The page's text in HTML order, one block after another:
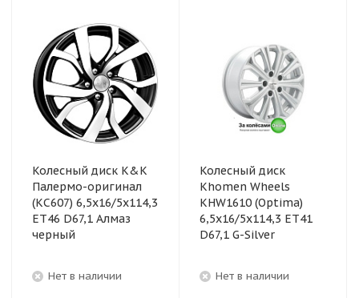
Колесный диск K&K
Палермо-оригинал
(КС607) 6,5x16/5x114,3
ET46 D67,1 Алмаз
черный
Нет в наличии
Колесный диск
Khomen Wheels
KHW1610 (Optima)
6,5x16/5x114,3 ET41
D67,1 G-Silver
Нет в наличии